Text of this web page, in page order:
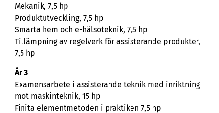
Mekanik, 7,5 hp
Produktutveckling, 7,5 hp
Smarta hem och e-hälsoteknik, 7,5 hp
Tillämpning av regelverk för assisterande produkter,
7,5 hp
År 3
Examensarbete i assisterande teknik med inriktning
mot maskinteknik, 15 hp
Finita elementmetoden i praktiken 7,5 hp